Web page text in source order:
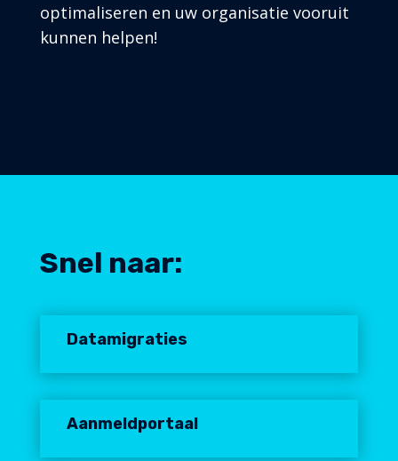
optimaliseren en uw organisatie vooruit
kunnen helpen!
Snel naar:
Datamigraties
Aanmeldportaal